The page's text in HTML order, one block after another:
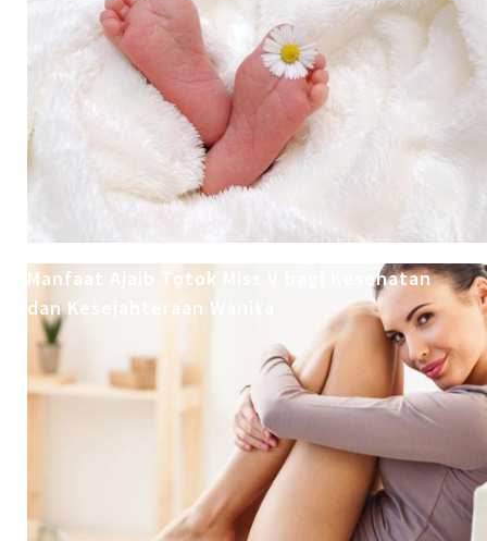
Manfaat Ajaib Totok Miss V bagi Kesehatan
dan Kesejahteraan Wanita